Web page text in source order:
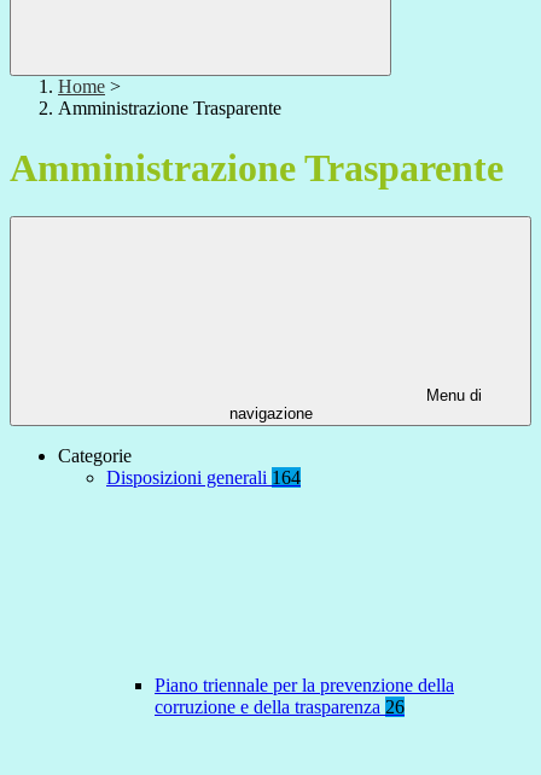
Home >
Amministrazione Trasparente
Amministrazione Trasparente
Menu di
navigazione
Categorie
Disposizioni generali 164
Piano triennale per la prevenzione della
corruzione e della trasparenza 26